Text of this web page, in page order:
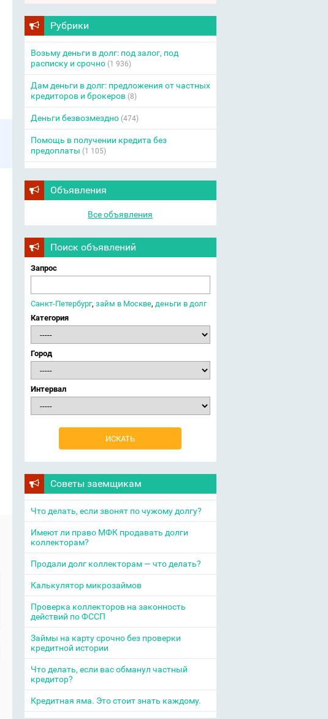
Рубрики
Возьму деньги в долг: под залог, под
расписку и срочно(1 936)
Дам деньги в долг: предложения от частных
кредиторов и брокеров(8)
Деньги безвозмездно(474)
Помощь в получении кредита без
предоплаты (1 105)
Объявления
Все объявления
Поиск объявлений
Запрос
Санкт-Петербург, займ в Москве, деньги в долг
Категория
Город
Интервал
Советы заемщикам
Что делать, если звонят по чужому долгу?
Имеют ли право МФК продавать долги
коллекторам?
Продали долг коллекторам — что делать?
Калькулятор микрозаймов
Проверка коллекторов на законность
действий по ФССП
Займы на карту срочно без проверки
кредитной истории
Что делать, если вас обманул частный
кредитор?
Кредитная яма. Это стоит знать каждому.